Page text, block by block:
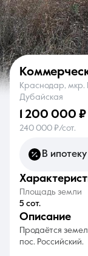
О компании
Краснодар, мкр.
Дубайская
1 200 000 ₽
240 000 ₽/сот.
В
Площадь земли
5 сот.
описание
Продаётся
пос. Российский.